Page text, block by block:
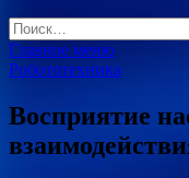
Найти:
Главное меню
Робототехника
Восприятие